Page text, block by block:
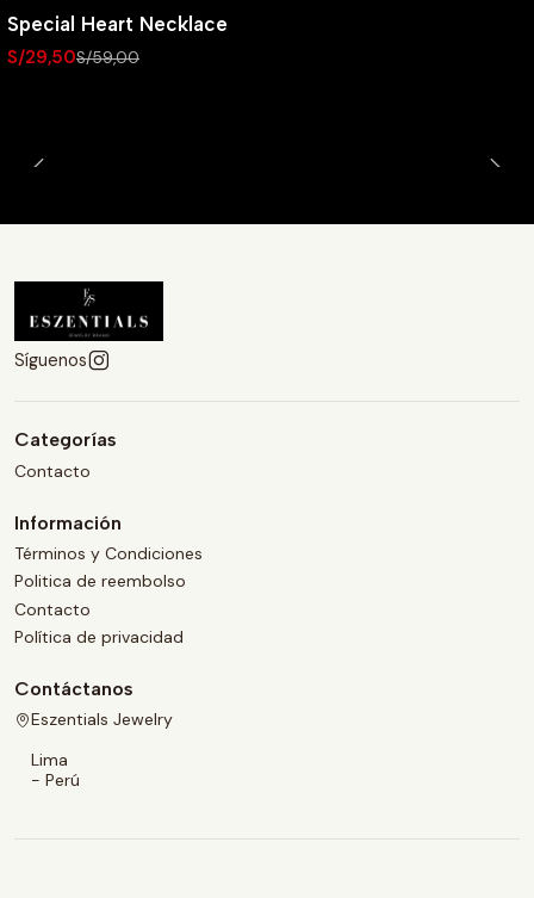
Special Heart Necklace
S/29,50S/59,00
Síguenos
Categorías
Contacto
Información
Términos y Condiciones
Politica de reembolso
Contacto
Política de privacidad
Contáctanos
Eszentials Jewelry
Lima
- Perú